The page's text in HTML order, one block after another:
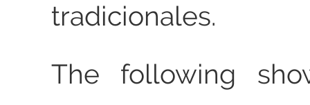
tradicionales.
The following